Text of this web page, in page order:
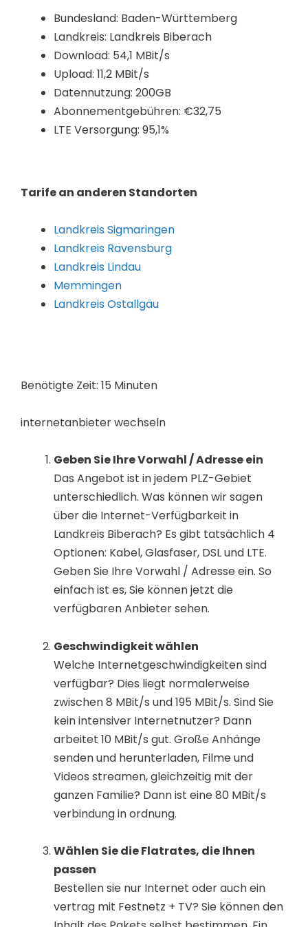
Bundesland: Baden-Württemberg
Landkreis: Landkreis Biberach
Download: 54,1 MBit/s
Upload: 11,2 MBit/s
Datennutzung: 200GB
Abonnementgebühren: €32,75
LTE Versorgung: 95,1%
Tarife an anderen Standorten
Landkreis Sigmaringen
Landkreis Ravensburg
Landkreis Lindau
Memmingen
Landkreis Ostallgäu
Benötigte Zeit: 15 Minuten
internetanbieter wechseln
Geben Sie Ihre Vorwahl / Adresse ein
Das Angebot ist in jedem PLZ-Gebiet
unterschiedlich. Was können wir sagen
über die Internet-Verfügbarkeit in
Landkreis Biberach? Es gibt tatsächlich 4
Optionen: Kabel, Glasfaser, DSL und LTE.
Geben Sie Ihre Vorwahl / Adresse ein. So
einfach ist es, Sie können jetzt die
verfügbaren Anbieter sehen.
Geschwindigkeit wählen
Welche Internetgeschwindigkeiten sind
verfügbar? Dies liegt normalerweise
zwischen 8 MBit/s und 195 MBit/s. Sind Sie
kein intensiver Internetnutzer? Dann
arbeitet 10 MBit/s gut. Große Anhänge
senden und herunterladen, Filme und
Videos streamen, gleichzeitig mit der
ganzen Familie? Dann ist eine 80 MBit/s
verbindung in ordnung.
Wählen Sie die Flatrates, die Ihnen
passen
Bestellen sie nur Internet oder auch ein
vertrag mit Festnetz + TV? Sie können den